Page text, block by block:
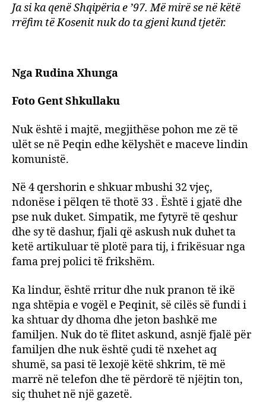
Ja si ka qenë Shqipëria e ’97. Më mirë se në këtë
rrëfim të Kosenit nuk do ta gjeni kund tjetër.
Nga Rudina Xhunga
Foto Gent Shkullaku
Nuk është i majtë, megjithëse pohon me zë të
ulët se në Peqin edhe këlyshët e maceve lindin
komunistë.
Në 4 qershorin e shkuar mbushi 32 vjeç,
ndonëse i pëlqen të thotë 33 . Është i gjatë dhe
pse nuk duket. Simpatik, me fytyrë të qeshur
dhe sy të dashur, fjali që askush nuk duhet ta
ketë artikuluar të plotë para tij, i frikësuar nga
fama prej polici të frikshëm.
Ka lindur, është rritur dhe nuk pranon të ikë
nga shtëpia e vogël e Peqinit, së cilës së fundi i
ka shtuar dy dhoma dhe jeton bashkë me
familjen. Nuk do të flitet askund, asnjë fjalë për
familjen dhe nuk është çudi të nxehet aq
shumë, sa pasi të lexojë këtë shkrim, të më
marrë në telefon dhe të përdorë të njëjtin ton,
siç thuhet në një gazetë.